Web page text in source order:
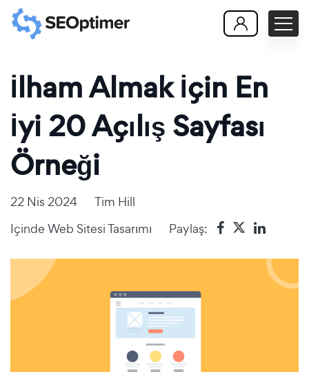
İlham Almak İçin En
İyi 20 Açılış Sayfası
Örneği
22 Nis 2024
Tim Hill
Içinde Web Sitesi Tasarımı Paylaş: